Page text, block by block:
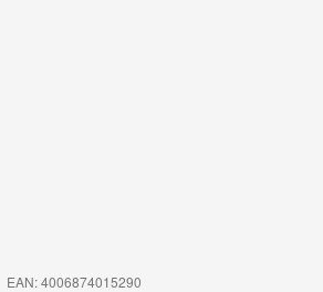
EAN: 4006874015290